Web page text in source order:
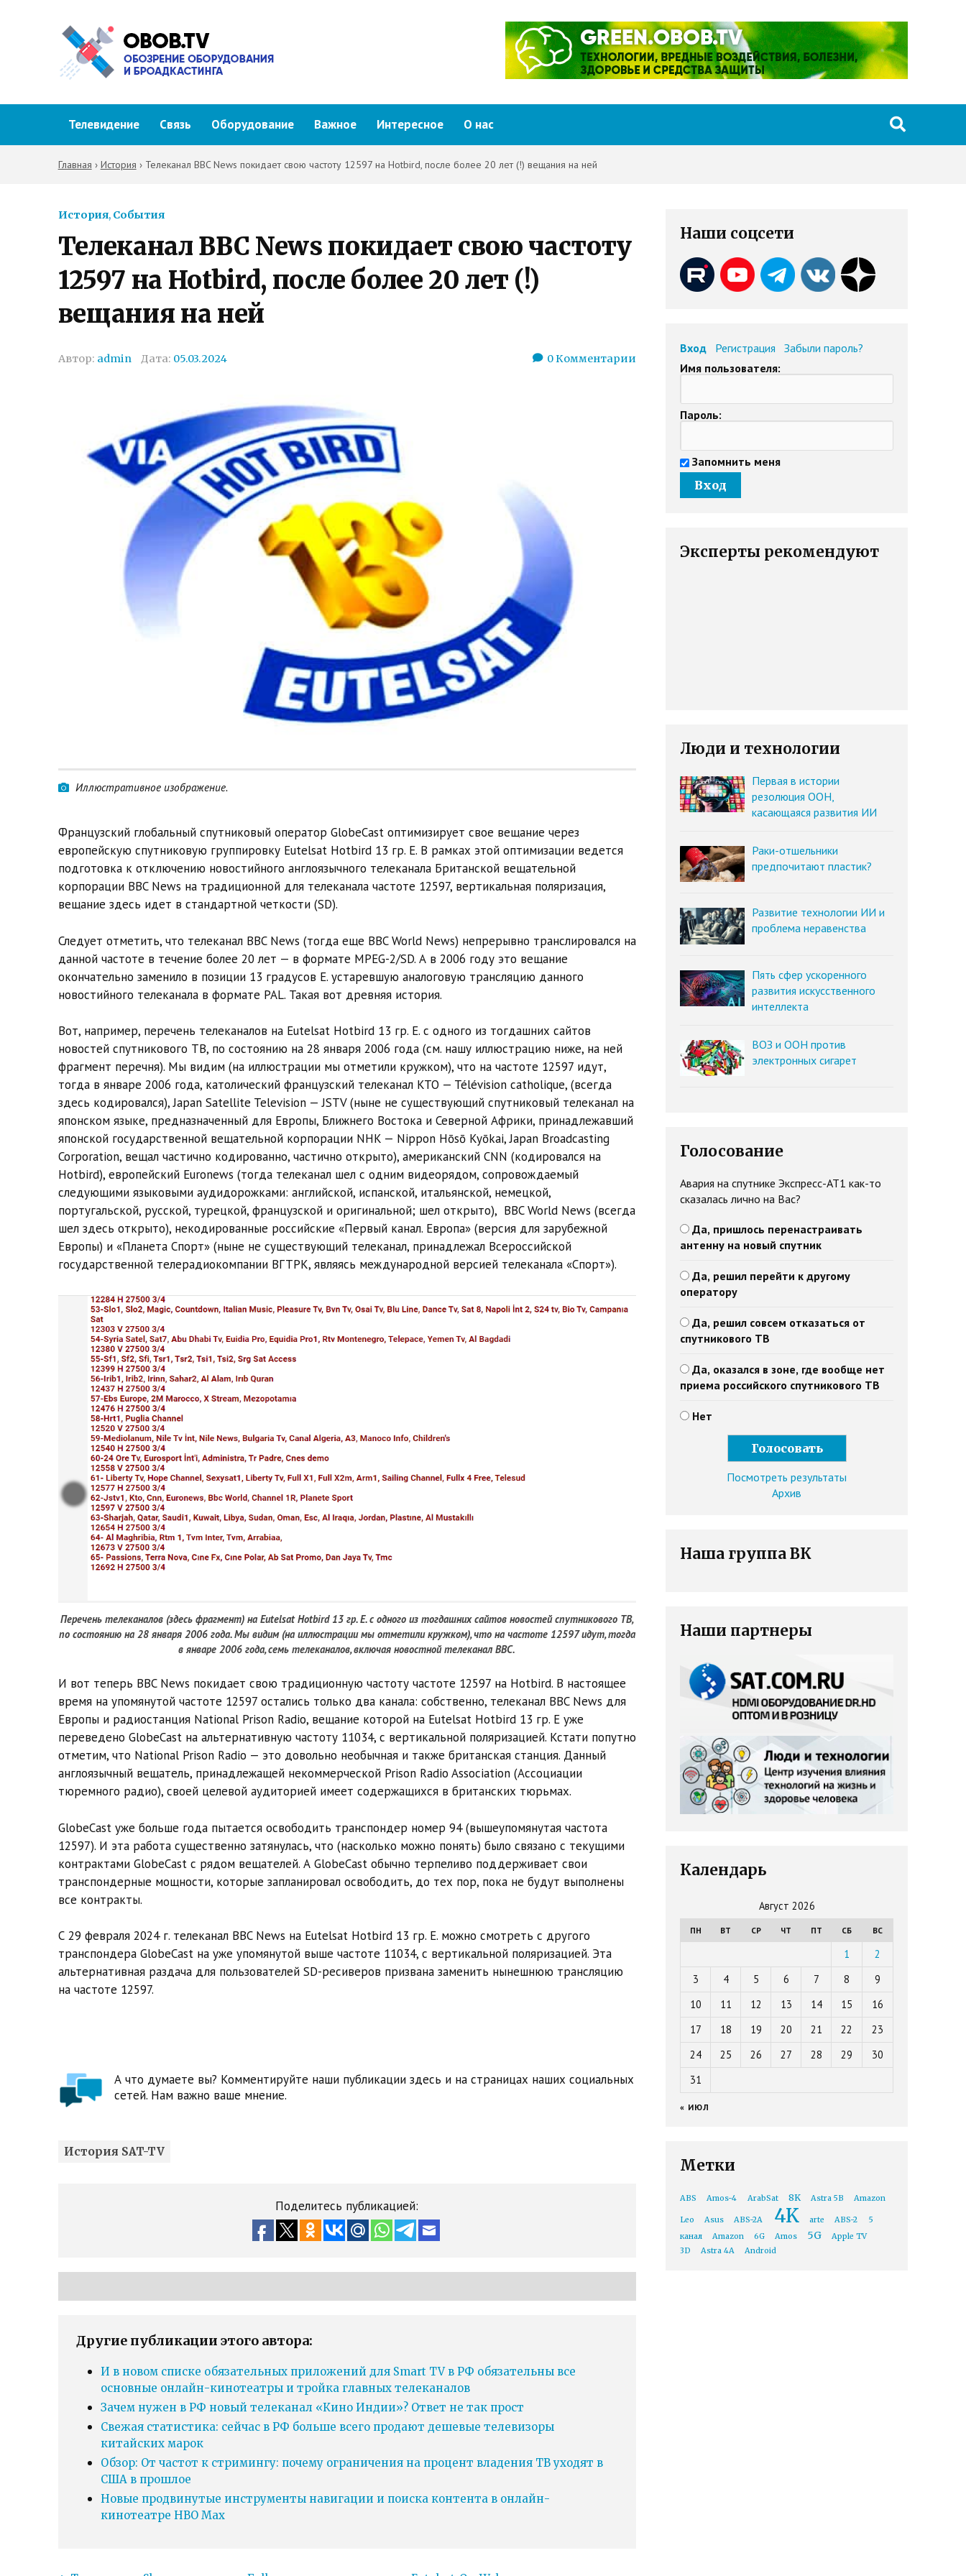
Телевидение Связь Оборудование Важное Интересное О нас
Главная › История › Телеканал BBC News покидает свою частоту 12597 на Hotbird, после более 20 лет (!) вещания на ней
История, События
Телеканал BBC News покидает свою частоту
12597 на Hotbird, после более 20 лет (!)
вещания на ней
Автор: admin Дата: 05.03.2024 0Комментарии
Иллюстративное изображение.
Французский глобальный спутниковый оператор GlobeCast оптимизирует свое вещание через
европейскую спутниковую группировку Eutelsat Hotbird 13 гр. E. В рамках этой оптимизации ведется
подготовка к отключению новостийного англоязычного телеканала Британской вещательной
корпорации BBC News на традиционной для телеканала частоте 12597, вертикальная поляризация,
вещание здесь идет в стандартной четкости (SD).
Следует отметить, что телеканал BBC News (тогда еще BBC World News) непрерывно транслировался на
данной частоте в течение более 20 лет — в формате MPEG-2/SD. А в 2006 году это вещание
окончательно заменило в позиции 13 градусов E. устаревшую аналоговую трансляцию данного
новостийного телеканала в формате PAL. Такая вот древняя история.
Вот, например, перечень телеканалов на Eutelsat Hotbird 13 гр. E. с одного из тогдашних сайтов
новостей спутникового ТВ, по состоянию на 28 января 2006 года (см. нашу иллюстрацию ниже, на ней
фрагмент перечня). Мы видим (на иллюстрации мы отметили кружком), что на частоте 12597 идут,
тогда в январе 2006 года, католический французский телеканал KTO — Télévision catholique, (всегда
здесь кодировался), Japan Satellite Television — JSTV (ныне не существующий спутниковый телеканал на
японском языке, предназначенный для Европы, Ближнего Востока и Северной Африки, принадлежавший
японской государственной вещательной корпорации NHK — Nippon Hōsō Kyōkai, Japan Broadcasting
Corporation, вещал частично кодированно, частично открыто), американский CNN (кодировался на
Hotbird), европейский Euronews (тогда телеканал шел с одним видеорядом, сопровождаемый
следующими языковыми аудидорожками: английской, испанской, итальянской, немецкой,
португальской, русской, турецкой, французской и оригинальной; шел открыто), BBC World News (всегда
шел здесь открыто), некодированные российские «Первый канал. Европа» (версия для зарубежной
Европы) и «Планета Спорт» (ныне не существующий телеканал, принадлежал Всероссийской
государственной телерадиокомпании ВГТРК, являясь международной версией телеканала «Спорт»).
Перечень телеканалов (здесь фрагмент) на Eutelsat Hotbird 13 гр. E. с одного из тогдашних сайтов новостей спутникового ТВ,
по состоянию на 28 января 2006 года. Мы видим (на иллюстрации мы отметили кружком), что на частоте 12597 идут, тогда
в январе 2006 года, семь телеканалов, включая новостной телеканал BBC.
И вот теперь BBC News покидает свою традиционную частоту частоте 12597 на Hotbird. В настоящее
время на упомянутой частоте 12597 остались только два канала: собственно, телеканал BBC News для
Европы и радиостанция National Prison Radio, вещание которой на Eutelsat Hotbird 13 гр. E уже
переведено GlobeCast на альтернативную частоту 11034, с вертикальной поляризацией. Кстати попутно
отметим, что National Prison Radio — это довольно необычная и также британская станция. Данный
англоязычный вещатель, принадлежащей некоммерческой Prison Radio Association (Ассоциации
тюремного радио), своей целевой аудиторией имеет содержащихся в британских тюрьмах.
GlobeCast уже больше года пытается освободить транспондер номер 94 (вышеупомянутая частота
12597). И эта работа существенно затянулась, что (насколько можно понять) было связано с текущими
контрактами GlobeCast с рядом вещателей. А GlobeCast обычно терпеливо поддерживает свои
транспондерные мощности, которые запланировал освободить, до тех пор, пока не будут выполнены
все контракты.
С 29 февраля 2024 г. телеканал BBC News на Eutelsat Hotbird 13 гр. E. можно смотреть с другого
транспондера GlobeCast на уже упомянутой выше частоте 11034, с вертикальной поляризацией. Эта
альтернативная раздача для пользователей SD-ресиверов призвана заменить нынешнюю трансляцию
на частоте 12597.
А что думаете вы? Комментируйте наши публикации здесь и на страницах наших социальных
сетей. Нам важно ваше мнение.
История SAT-TV
Поделитесь публикацией:
Другие публикации этого автора:
И в новом списке обязательных приложений для Smart TV в РФ обязательны все
основные онлайн-кинотеатры и тройка главных телеканалов
Зачем нужен в РФ новый телеканал «Кино Индии»? Ответ не так прост
Свежая статистика: сейчас в РФ больше всего продают дешевые телевизоры
китайских марок
Обзор: От частот к стримингу: почему ограничения на процент владения ТВ уходят в
США в прошлое
Новые продвинутые инструменты навигации и поиска контента в онлайн-
кинотеатре HBO Max
Наши соцсети
Вход Регистрация
Забыли пароль?
Имя пользователя:
Пароль:
Запомнить меня
Эксперты рекомендуют
Люди и технологии
Первая в истории
резолюция ООН,
касающаяся развития ИИ
Раки-отшельники
предпочитают пластик?
Развитие технологии ИИ и
проблема неравенства
Пять сфер ускоренного
развития искусственного
интеллекта
ВОЗ и ООН против
электронных сигарет
Голосование
Авария на спутнике Экспресс-АТ1 как-то
сказалась лично на Вас?
Да, пришлось перенастраивать
антенну на новый спутник
Да, решил перейти к другому
оператору
Да, решил совсем отказаться от
спутникового ТВ
Да, оказался в зоне, где вообще нет
приема российского спутникового ТВ
Нет
Посмотреть результаты
Архив
Наша группа ВК
Наши партнеры
Календарь
Август 2026
ПН ВТ СР ЧТ ПТ СБ ВС
1
2
3
4 5 6 7 8
9
10
11 12 13 14 15
16
17
18 19 20 21 22
23
24
25 26 27 28 29
30
31
« ИЮЛ
Метки
ABS Amos-4 ArabSat 8K Astra 5B Amazon
Leo Asus ABS-2A 4K arte ABS-2
5
канал
Amazon 6G Amos 5G
Apple TV
3D
Astra 4A Android